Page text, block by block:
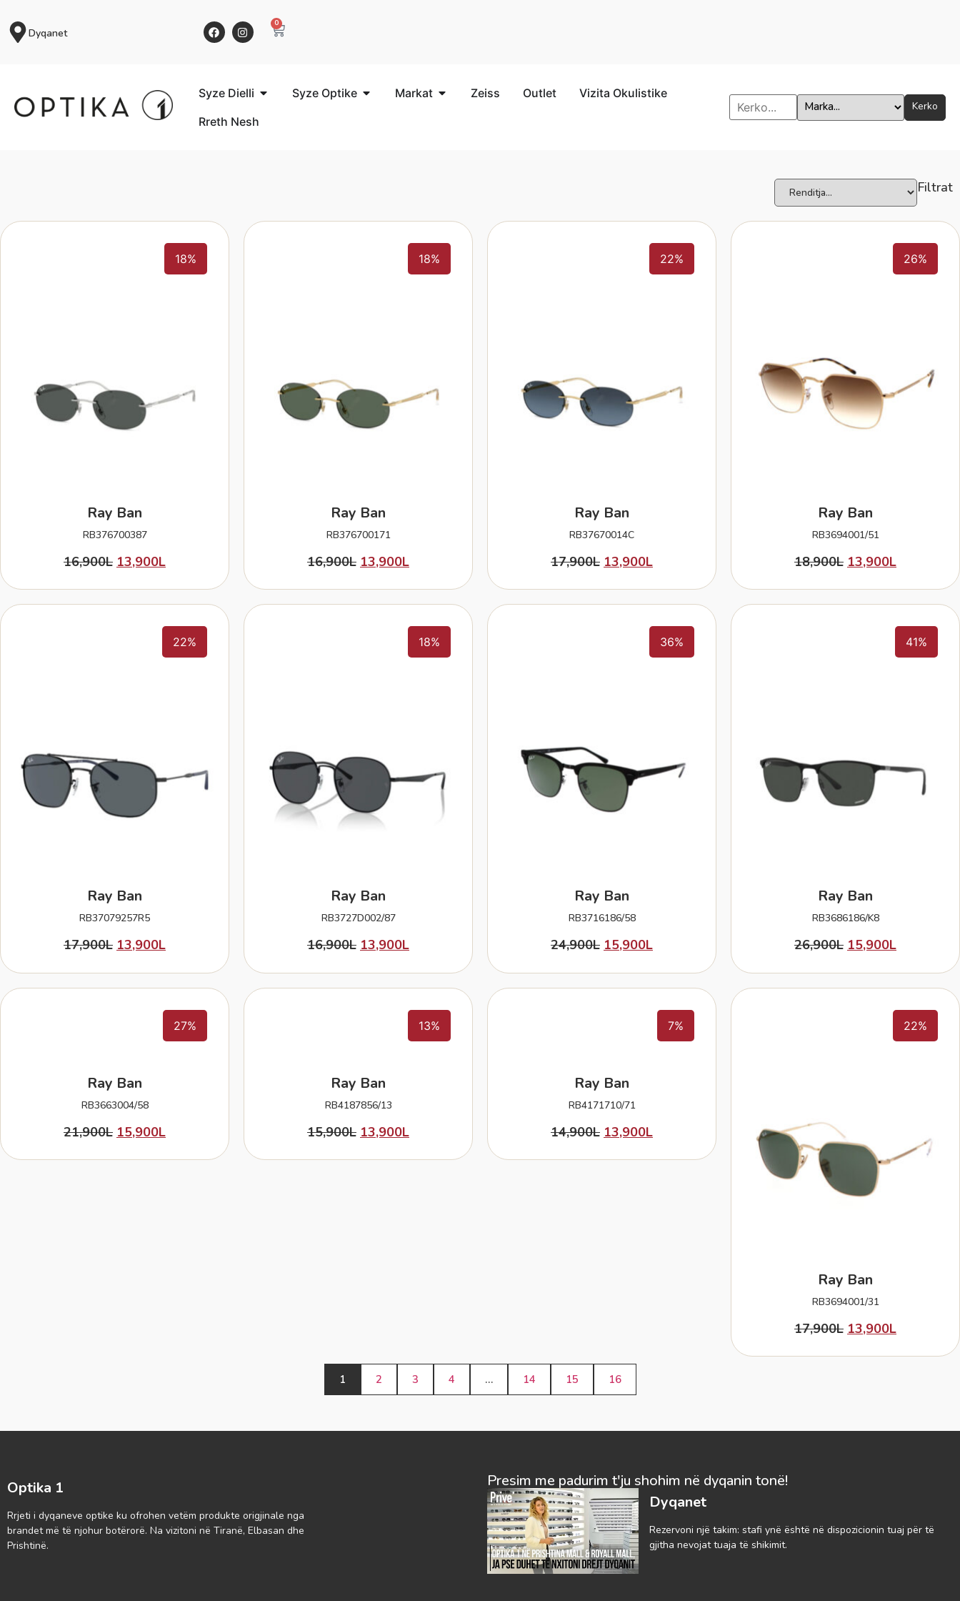
Dyqanet
0
Syze Dielli Syze Optike Markat Zeiss Outlet
Vizita Okulistike
Rreth Nesh
Kerko
Filtrat
18%
Ray Ban
RB376700387
16,900L 13,900L
18%
Ray Ban
RB376700171
16,900L 13,900L
22%
Ray Ban
RB37670014C
17,900L 13,900L
26%
Ray Ban
RB3694001/51
18,900L 13,900L
22%
Ray Ban
RB37079257R5
17,900L 13,900L
18%
Ray Ban
RB3727D002/87
16,900L 13,900L
36%
Ray Ban
RB3716186/58
24,900L 15,900L
41%
Ray Ban
RB3686186/K8
26,900L 15,900L
27%
Ray Ban
RB3663004/58
21,900L 15,900L
13%
Ray Ban
RB4187856/13
15,900L 13,900L
7%
Ray Ban
RB4171710/71
14,900L 13,900L
22%
Ray Ban
RB3694001/31
17,900L 13,900L
1 2 3 4 … 14 15 16
Optika 1
Rrjeti i dyqaneve optike ku ofrohen vetëm produkte origjinale nga
brandet më të njohur botërorë. Na vizitoni në Tiranë, Elbasan dhe
Prishtinë.
Presim me padurim t'ju shohim në dyqanin tonë!
Dyqanet
Rezervoni një takim: stafi ynë është në dispozicionin tuaj për të
gjitha nevojat tuaja të shikimit.